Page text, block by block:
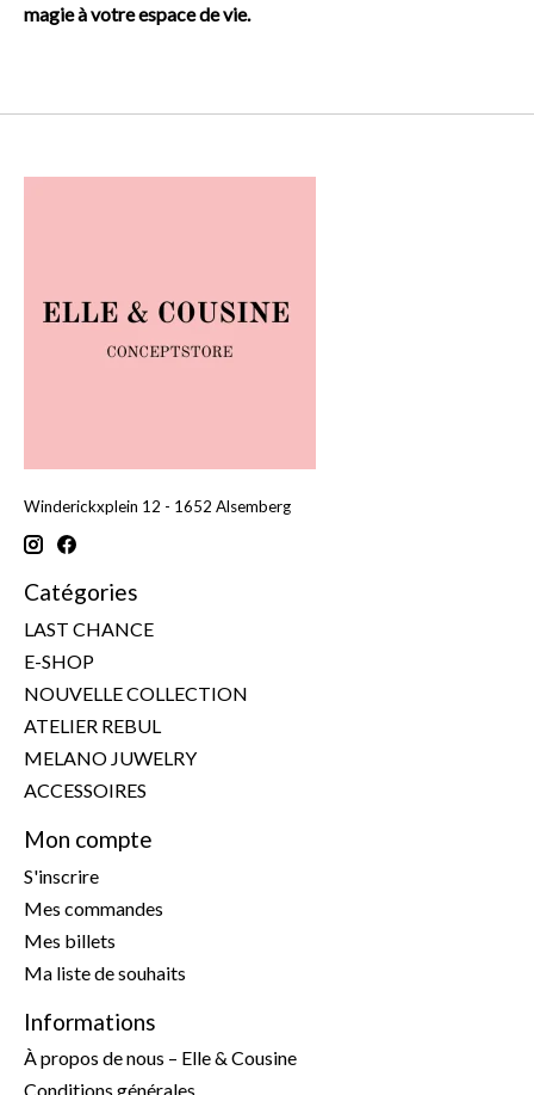
magie à votre espace de vie.
Winderickxplein 12 - 1652 Alsemberg
Catégories
LAST CHANCE
E-SHOP
NOUVELLE COLLECTION
ATELIER REBUL
MELANO JUWELRY
ACCESSOIRES
Mon compte
S'inscrire
Mes commandes
Mes billets
Ma liste de souhaits
Informations
À propos de nous – Elle & Cousine
Conditions générales